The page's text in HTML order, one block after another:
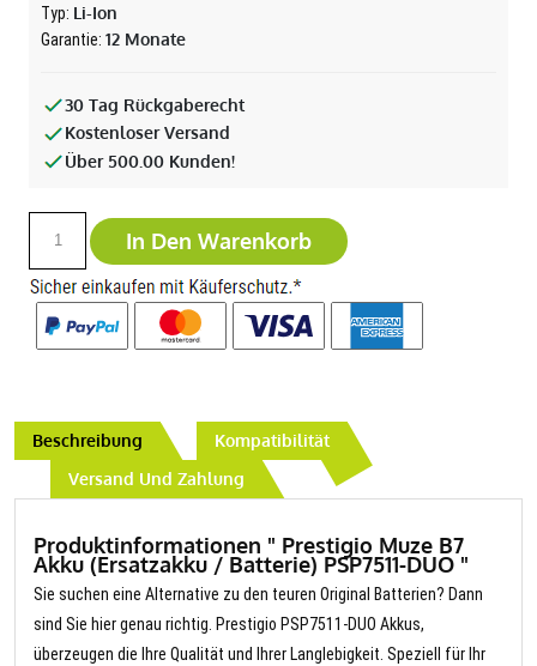
Typ: Li-Ion
Garantie: 12 Monate
30 Tag Rückgaberecht
Kostenloser Versand
Über 500.00 Kunden!
In Den Warenkorb
Beschreibung
Kompatibilität
Versand Und Zahlung
Produktinformationen " Prestigio Muze B7
Akku (Ersatzakku / Batterie) PSP7511-DUO "
Sie suchen eine Alternative zu den teuren Original Batterien? Dann
sind Sie hier genau richtig. Prestigio PSP7511-DUO Akkus,
überzeugen die Ihre Qualität und Ihrer Langlebigkeit. Speziell für Ihr